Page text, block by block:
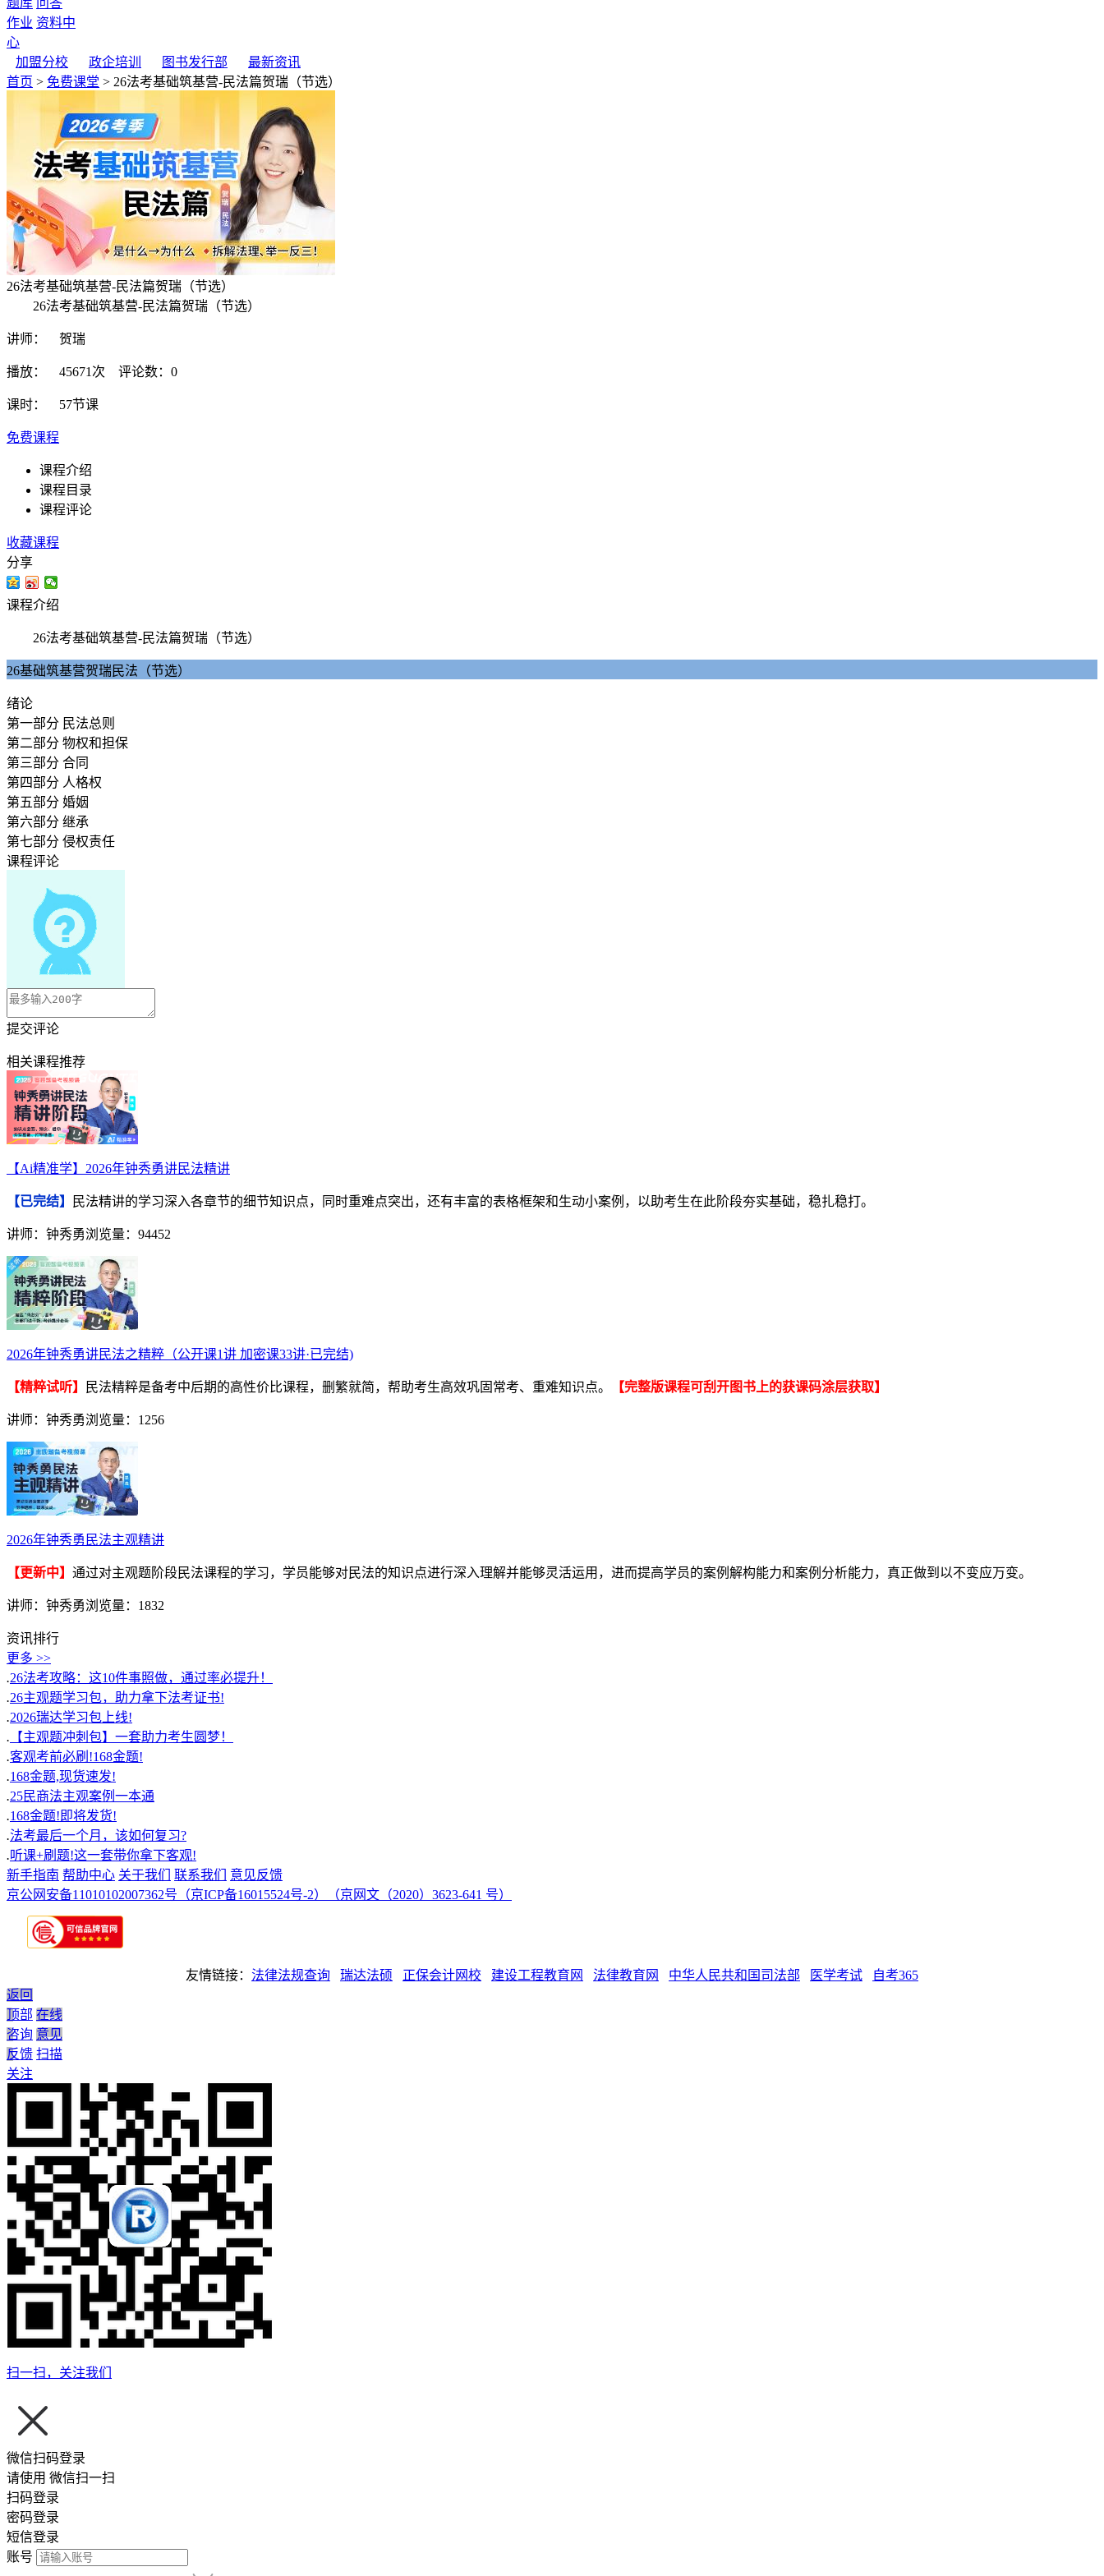
题库 问答
作业 资料中
心
加盟分校
政企培训 图书发行部
最新资讯
首页 > 免费课堂 > 26法考基础筑基营-民法篇贺瑞（节选）
26法考基础筑基营-民法篇贺瑞（节选）
26法考基础筑基营-民法篇贺瑞（节选）
讲师： 贺瑞
播放： 45671次 评论数：0
课时： 57节课
免费课程
课程介绍
课程目录
课程评论
收藏课程
分享
课程介绍
26法考基础筑基营-民法篇贺瑞（节选）
26基础筑基营贺瑞民法（节选）
绪论
第一部分 民法总则
第二部分 物权和担保
第三部分 合同
第四部分 人格权
第五部分 婚姻
第六部分 继承
第七部分 侵权责任
课程评论
提交评论
相关课程推荐
【Ai精准学】2026年钟秀勇讲民法精讲
【已完结】 民法精讲的学习深入各章节的细节知识点，同时重难点突出，还有丰富的表格框架和生动小案例，以助考生在此阶段夯实基础，稳扎稳打。
讲师：钟秀勇浏览量：94452
2026年钟秀勇讲民法之精粹（公开课1讲 加密课33讲·已完结)
【精粹试听】 民法精粹是备考中后期的高性价比课程，删繁就简，帮助考生高效巩固常考、重难知识点。 【完整版课程可刮开图书上的获课码涂层获取】
讲师：钟秀勇浏览量：1256
2026年钟秀勇民法主观精讲
【更新中】 通过对主观题阶段民法课程的学习，学员能够对民法的知识点进行深入理解并能够灵活运用，进而提高学员的案例解构能力和案例分析能力，真正做到以不变应万变。
讲师：钟秀勇浏览量：1832
资讯排行
更多 >>
.26法考攻略：这10件事照做，通过率必提升！
.26主观题学习包，助力拿下法考证书!
.2026瑞达学习包上线!
. 【主观题冲刺包】一套助力考生圆梦！
.客观考前必刷!168金题!
.168金题,现货速发!
.25民商法主观案例一本通
.168金题!即将发货!
.法考最后一个月，该如何复习?
.听课+刷题!这一套带你拿下客观!
新手指南 帮助中心 关于我们 联系我们
意见反馈
京公网安备11010102007362号 （京ICP备16015524号-2） （京网文（2020）3623-641 号）
友情链接： 法律法规查询 瑞达法硕 正保会计网校 建设工程教育网 法律教育网 中华人民共和国司法部 医学考试
自考365
返回
顶部 在线
咨询 意见
反馈 扫描
关注
扫一扫，关注我们
微信扫码登录
请使用 微信扫一扫
扫码登录
密码登录
短信登录
账号